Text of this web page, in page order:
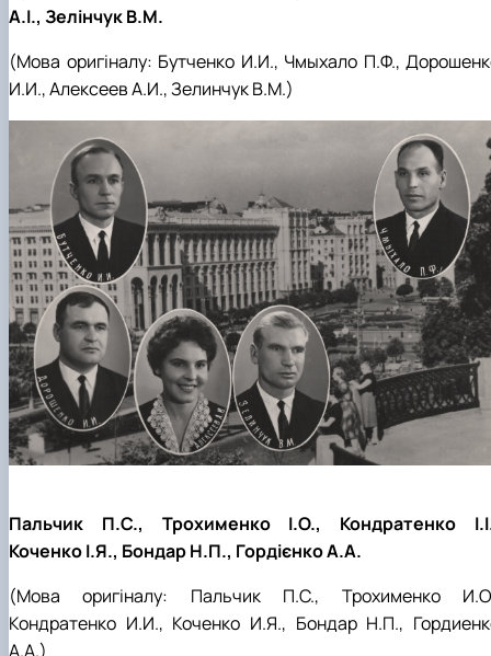
А.І., Зелінчук В.М.
(Мова оригіналу: Бутченко И.И., Чмыхало П.Ф.,
И.И., Алексеев А.И., Зелинчук В.М.)
Пальчик П.С., Трохименко І.О., Кондратенко
Коченко І.Я., Бондар Н.П., Гордієнко А.А.
(Мова оригіналу: Пальчик П.С., Трохименко
Кондратенко И.И., Коченко И.Я., Бондар Н.П.,
А.А. )